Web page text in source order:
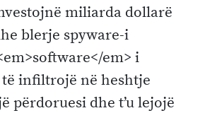
miliarda dollarë
blerje spyware-i
em> i
infiltrojë në heshtje
përdoruesi dhe t’u lejojë